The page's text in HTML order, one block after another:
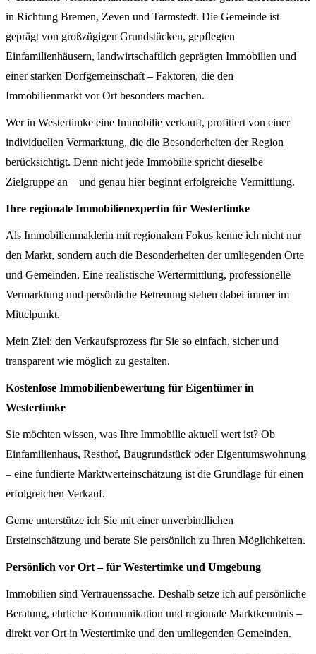
in Richtung Bremen, Zeven und Tarmstedt. Die Gemeinde ist
geprägt von großzügigen Grundstücken, gepflegten
Einfamilienhäusern, landwirtschaftlich geprägten Immobilien und
einer starken Dorfgemeinschaft – Faktoren, die den
Immobilienmarkt vor Ort besonders machen.
Wer in Westertimke eine Immobilie verkauft, profitiert von einer
individuellen Vermarktung, die die Besonderheiten der Region
berücksichtigt. Denn nicht jede Immobilie spricht dieselbe
Zielgruppe an – und genau hier beginnt erfolgreiche Vermittlung.
Ihre regionale Immobilienexpertin für Westertimke
Als Immobilienmaklerin mit regionalem Fokus kenne ich nicht nur
den Markt, sondern auch die Besonderheiten der umliegenden Orte
und Gemeinden. Eine realistische Wertermittlung, professionelle
Vermarktung und persönliche Betreuung stehen dabei immer im
Mittelpunkt.
Mein Ziel: den Verkaufsprozess für Sie so einfach, sicher und
transparent wie möglich zu gestalten.
Kostenlose Immobilienbewertung für Eigentümer in
Westertimke
Sie möchten wissen, was Ihre Immobilie aktuell wert ist? Ob
Einfamilienhaus, Resthof, Baugrundstück oder Eigentumswohnung
– eine fundierte Marktwerteinschätzung ist die Grundlage für einen
erfolgreichen Verkauf.
Gerne unterstütze ich Sie mit einer unverbindlichen
Ersteinschätzung und berate Sie persönlich zu Ihren Möglichkeiten.
Persönlich vor Ort – für Westertimke und Umgebung
Immobilien sind Vertrauenssache. Deshalb setze ich auf persönliche
Beratung, ehrliche Kommunikation und regionale Marktkenntnis –
direkt vor Ort in Westertimke und den umliegenden Gemeinden.